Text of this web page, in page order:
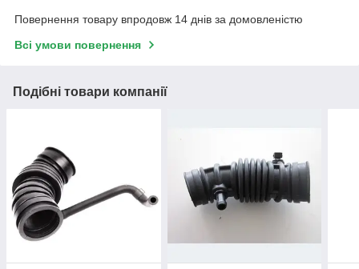
Повернення товару впродовж 14 днів за домовленістю
Всі умови повернення
Подібні товари компанії